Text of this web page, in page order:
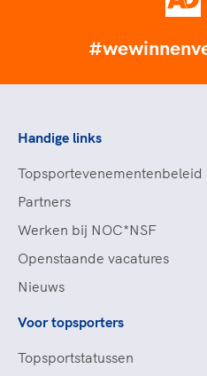
Handige links
Topsportevenementenbeleid
Partners
Werken bij NOC*NSF
Openstaande vacatures
Nieuws
Voor topsporters
Topsportstatussen